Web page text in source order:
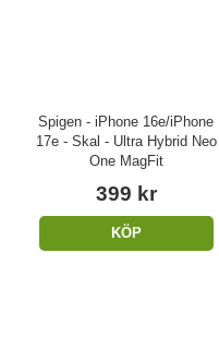
Spigen - iPhone 16e/iPhone
17e - Skal - Ultra Hybrid Neo
One MagFit
399 kr
KÖP